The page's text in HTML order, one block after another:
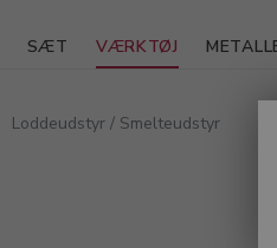
SÆT VÆRKTØJ
Loddeudstyr / Smelteudstyr